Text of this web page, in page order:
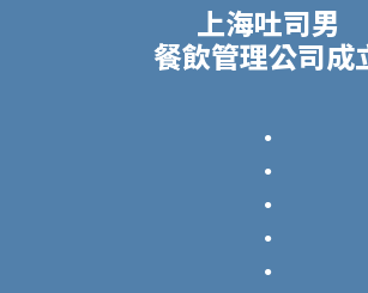
上海吐司男
餐飲管理公司成
．
．
．
．
．